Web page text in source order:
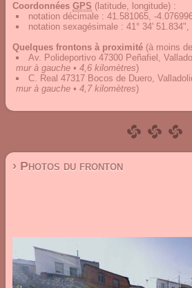
Coordonnées GPS (latitude, longitude) :
notation décimale : 41.581065, -
notation sexagésimale : 41° 34' 51.834",
Quelques frontons à proximité (à moins
Av. Polideportivo 47300 Peñafiel,
mur à gauche • 4,6 kilomètres)
C. Real 47317 Bocos de Duero,
mur à gauche • 4,7 kilomètres)
› Photos du fronton